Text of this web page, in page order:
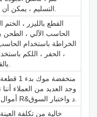
القطع بالليزر ، الختم
الحاسب الآلي ، الطحن
الخراطة باستخدام الحاسب
، الحفر ، اللكم
منخفضة
وجد العديد من العملاء أننا